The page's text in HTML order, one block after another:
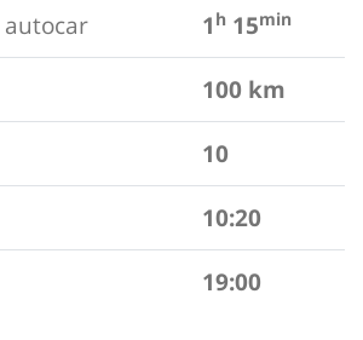
1 h 15min
100 km
10
10:20
19:00